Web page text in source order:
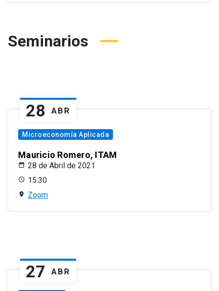
Seminarios
28 ABR
Microeconomía Aplicada
Mauricio Romero, ITAM
28 de Abril de 2021
15:30
Zoom
27 ABR